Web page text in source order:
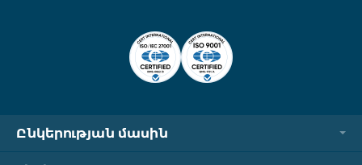
Ընկերության մասին